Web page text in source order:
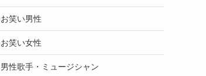
お笑い男性
お笑い女性
男性歌手・ミュージシャン